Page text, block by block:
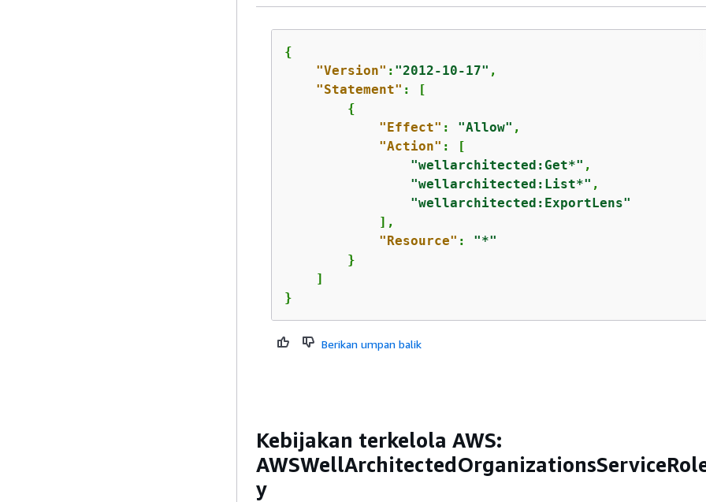
{
"Version" : "2012-10-17" ,
"Statement" : [
{
"Effect" : "Allow" ,
"Action" : [
"wellarchitected:Get*" ,
"wellarchitected:List*" ,
"wellarchitected:ExportLens"
            ],
"Resource" : "*"
        }
    ]
}
Berikan umpan balik
Kebijakan terkelola AWS:
y